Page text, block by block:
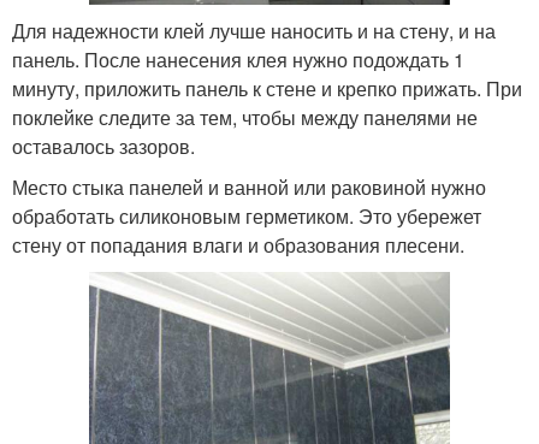
Для надежности клей лучше наносить и на стену, и на
панель. После нанесения клея нужно подождать 1
минуту, приложить панель к стене и крепко прижать. При
поклейке следите за тем, чтобы между панелями не
оставалось зазоров.
Место стыка панелей и ванной или раковиной нужно
обработать силиконовым герметиком. Это убережет
стену от попадания влаги и образования плесени.